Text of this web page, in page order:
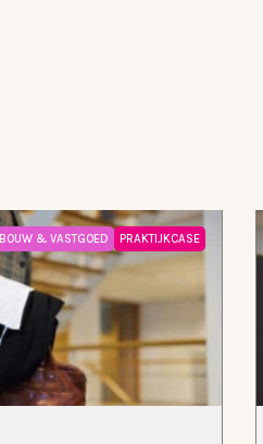
BOUW & VASTGOED PRAKTIJKCASE